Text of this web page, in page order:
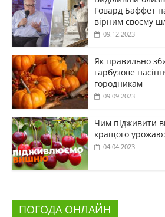
Говард Баффет
вірним своєму
09.12.2023
Як правильно
гарбузове
городникам
09.09.2023
Чим підживити
кращого урожаю:
04.04.2023
ПОГОДА ОНЛАЙН